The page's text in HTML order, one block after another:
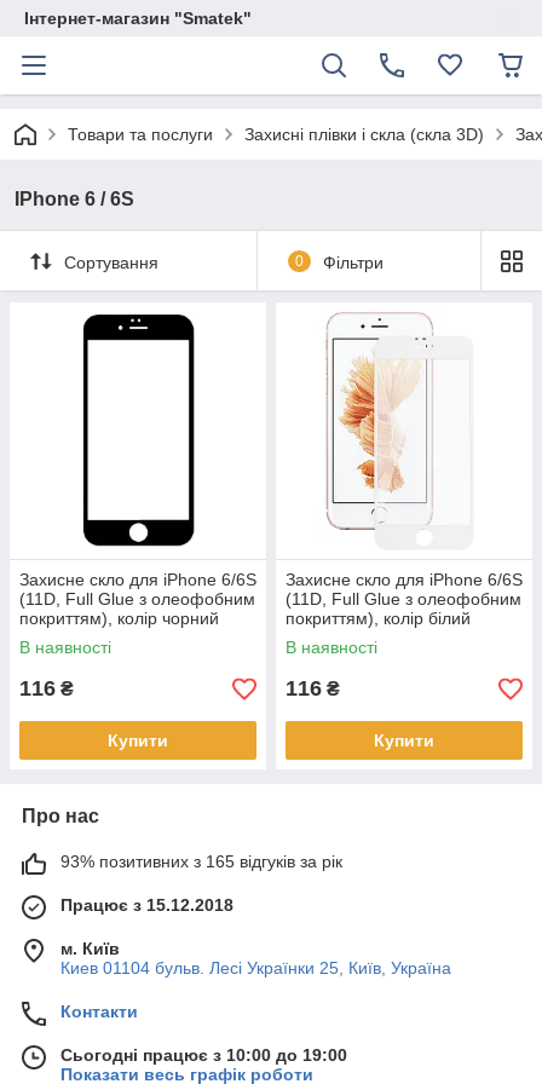
Інтернет-магазин "Smatek"
Товари та послуги Захисні плівки і скла (скла 3D)
IPhone 6 / 6S
Сортування 0 Фільтри
Захисне скло для iPhone 6/6S
(11D, Full Glue з олеофобним
покриттям), колір чорний
В наявності
116 ₴
Купити
Захисне скло для iPhone 6/6S
(11D, Full Glue з олеофобним
покриттям), колір білий
В наявності
116 ₴
Купити
Про нас
93% позитивних з 165 відгуків за рік
Працює з 15.12.2018
м. Київ
Киев 01104 бульв. Лесі Українки 25, Київ, Україна
Контакти
Сьогодні працює з 10:00 до 19:00
Показати весь графік роботи